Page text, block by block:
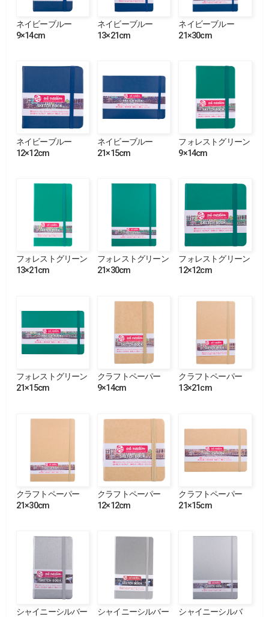
ネイビーブルー
9×14cm
ネイビーブルー
13×21cm
ネイビーブルー
21×30cm
ネイビーブルー
12×12cm
ネイビーブルー
21×15cm
フォレストグリーン
9×14cm
フォレストグリーン
13×21cm
フォレストグリーン
21×30cm
フォレストグリーン
12×12cm
フォレストグリーン
21×15cm
クラフトペーパー
9×14cm
クラフトペーパー
13×21cm
クラフトペーパー
21×30cm
クラフトペーパー
12×12cm
クラフトペーパー
21×15cm
シャイニーシルバー シャイニーシルバー シャイニーシルバ